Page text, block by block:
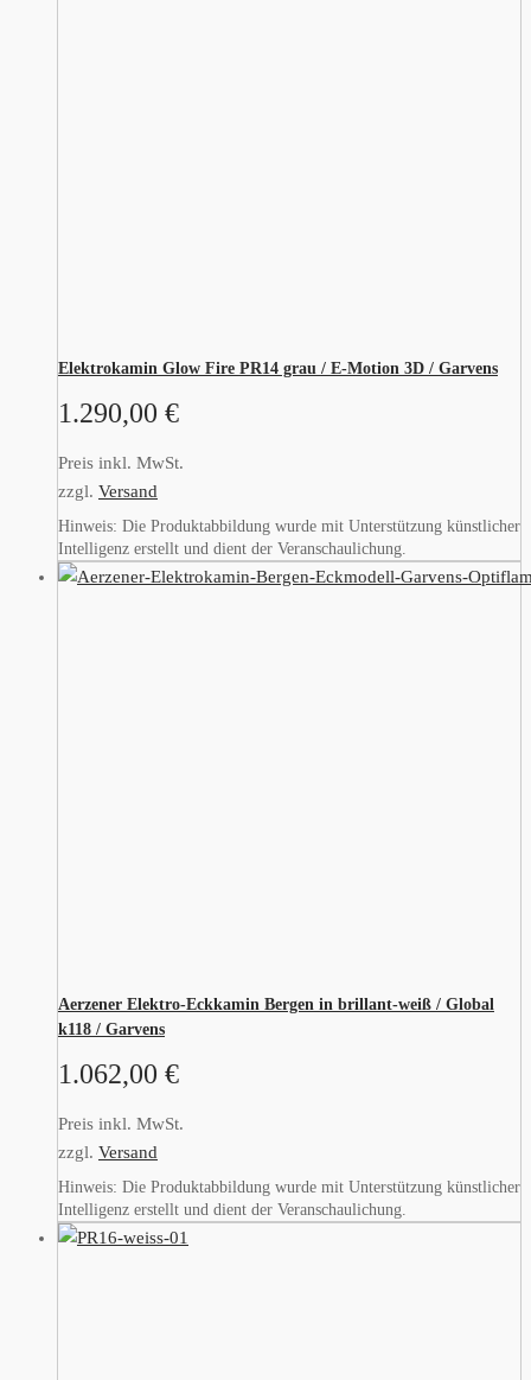
Elektrokamin Glow Fire PR14 grau / E-Motion 3D / Garvens
1.290,00 €
Preis inkl. MwSt.
zzgl. Versand
Hinweis: Die Produktabbildung wurde mit Unterstützung künstlicher
Intelligenz erstellt und dient der Veranschaulichung.
Aerzener Elektro-Eckkamin Bergen in brillant-weiß / Global
k118 / Garvens
1.062,00 €
Preis inkl. MwSt.
zzgl. Versand
Hinweis: Die Produktabbildung wurde mit Unterstützung künstlicher
Intelligenz erstellt und dient der Veranschaulichung.